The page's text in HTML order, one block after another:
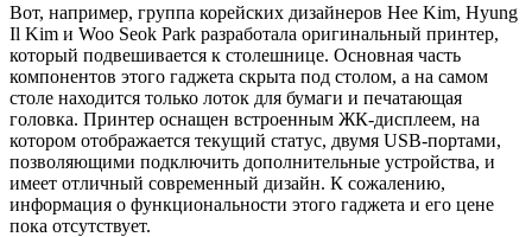
Вот, например, группа корейских дизайнеров Hee Kim, Hyung
Il Kim и Woo Seok Park разработала оригинальный принтер,
который подвешивается к столешнице. Основная часть
компонентов этого гаджета скрыта под столом, а на самом
столе находится только лоток для бумаги и печатающая
головка. Принтер оснащен встроенным ЖК-дисплеем, на
котором отображается текущий статус, двумя USB-портами,
позволяющими подключить дополнительные устройства, и
имеет отличный современный дизайн. К сожалению,
информация о функциональности этого гаджета и его цене
пока отсутствует.